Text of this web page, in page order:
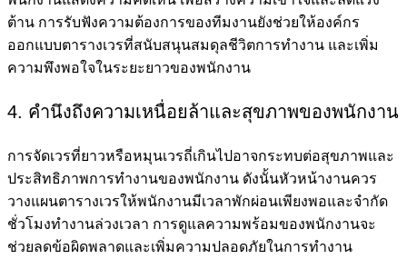
ต้าน การรับฟังความต้องการของทีมงานยังช่วยให้องค์กร
ออกแบบตารางเวรที่สนับสนุนสมดุลชีวิตการทำงาน และเพิ่ม
ความพึงพอใจในระยะยาวของพนักงาน
4. คำนึงถึงความเหนื่อยล้าและสุขภาพของพนักงาน
การจัดเวรที่ยาวหรือหมุนเวรถี่เกินไปอาจกระทบต่อสุขภาพและ
ประสิทธิภาพการทำงานของพนักงาน ดังนั้นหัวหน้างานควร
วางแผนตารางเวรให้พนักงานมีเวลาพักผ่อนเพียงพอและจำกัด
ชั่วโมงทำงานล่วงเวลา การดูแลความพร้อมของพนักงานจะ
ช่วยลดข้อผิดพลาดและเพิ่มความปลอดภัยในการทำงาน